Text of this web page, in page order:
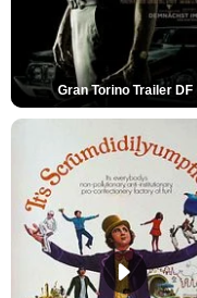
Gran Torino Trailer DF